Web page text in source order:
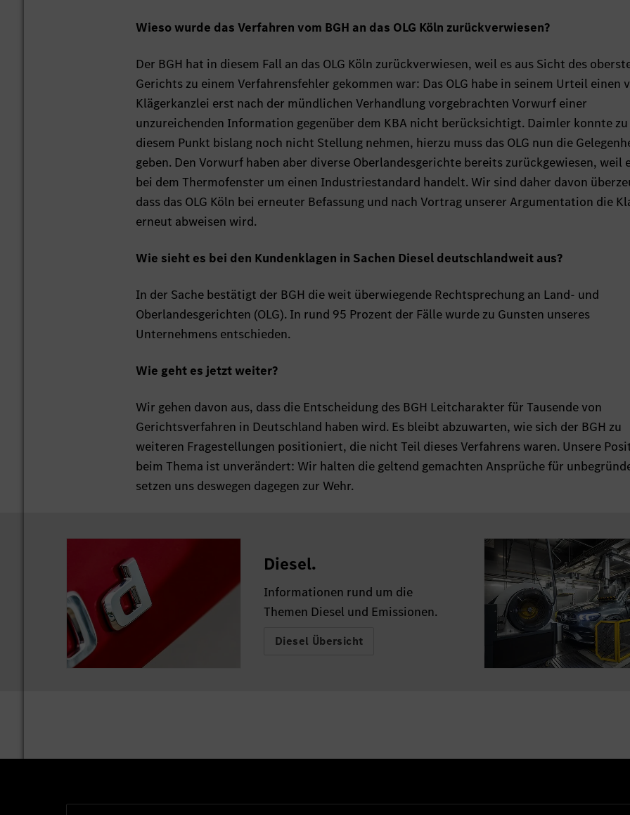
Wieso wurde das Verfahren vom BGH an das OLG Köln zurückverwiesen?
Der BGH hat in diesem Fall an das OLG Köln zurückverwiesen, weil es aus Sicht des
Gerichts zu einem Verfahrensfehler gekommen war: Das OLG habe in seinem Urteil einen
Klägerkanzlei erst nach der mündlichen Verhandlung vorgebrachten Vorwurf einer
unzureichenden Information gegenüber dem KBA nicht berücksichtigt. Daimler konnte zu
diesem Punkt bislang noch nicht Stellung nehmen, hierzu muss das OLG nun die
geben. Den Vorwurf haben aber diverse Oberlandesgerichte bereits zurückgewiesen, weil
bei dem Thermofenster um einen Industriestandard handelt. Wir sind daher davon
dass das OLG Köln bei erneuter Befassung und nach Vortrag unserer Argumentation die
erneut abweisen wird.
Wie sieht es bei den Kundenklagen in Sachen Diesel deutschlandweit aus?
In der Sache bestätigt der BGH die weit überwiegende Rechtsprechung an Land- und
Oberlandesgerichten (OLG). In rund 95 Prozent der Fälle wurde zu Gunsten unseres
Unternehmens entschieden.
Wie geht es jetzt weiter?
Wir gehen davon aus, dass die Entscheidung des BGH Leitcharakter für Tausende von
Gerichtsverfahren in Deutschland haben wird. Es bleibt abzuwarten, wie sich der BGH zu
weiteren Fragestellungen positioniert, die nicht Teil dieses Verfahrens waren. Unsere
beim Thema ist unverändert: Wir halten die geltend gemachten Ansprüche für
setzen uns deswegen dagegen zur Wehr.
Diesel.
Informationen rund um die
Themen Diesel und Emissionen.
Diesel Übersicht